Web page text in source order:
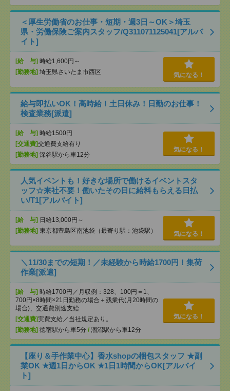
＜厚生労働省のお仕事・短期・週3日～OK＞埼玉
県・労働保険ご案内スタッフ/Q311071125041[アルバ
イト]
[給 与] 時給1,600円～
[勤務地] 埼玉県さいたま市西区 気になる！
給与即払いOK！高時給！土日休み！日勤のお仕事！
検査業務[派遣]
[給 与] 時給1500円
[交通費]交通費支給有り
[勤務地] 深谷駅から車12分
気になる！
人気イベントも！好きな場所で働けるイベントスタ
ッフ☆来社不要！働いたその日に給料もらえる日払
い/T1[アルバイト]
[給 与] 日給13,000円～
[勤務地] 東京都豊島区南池袋（最寄り駅：池袋駅） 気になる！
＼11/30までの短期！／未経験から時給1700円！集荷
作業[派遣]
[給 与] 時給1700円／月収例：328、100円＝1、
700円×8時間×21日勤務の場合＋残業代(月20時間の
場合)、交通費別途支給
[交通費]実費支給／当社規定あり。
[勤務地] 徳宿駅から車5分 / 涸沼駅から車12分
気になる！
【座り＆手作業中心】香水shopの梱包スタッフ ★副
業OK ★週1日からOK ★1日1時間からOK[アルバイ
ト]